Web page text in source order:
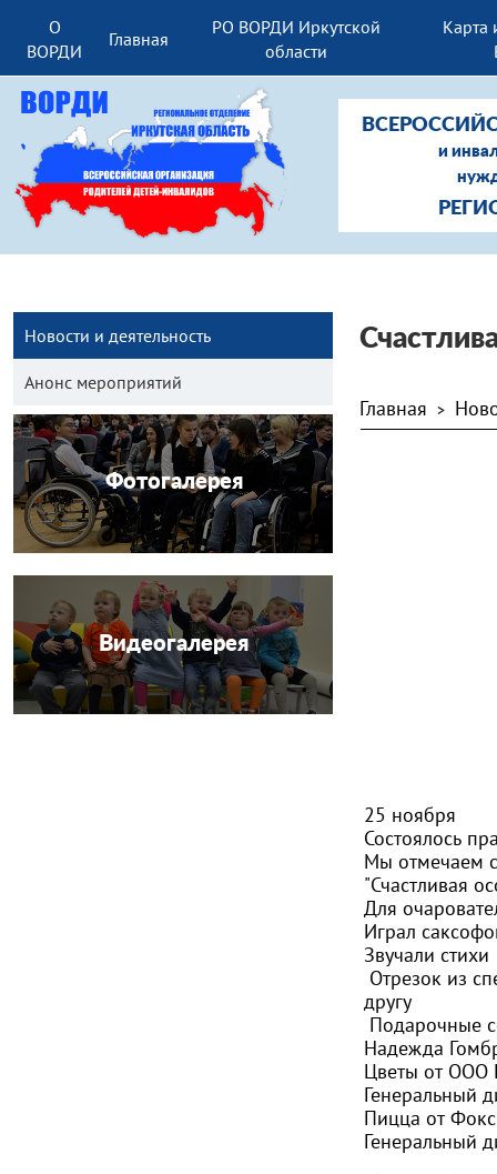
О
ВОРДИ
Главная
РО ВОРДИ Иркутской
области
Карта
и
Новости и деятельность
Анонс мероприятий
Фотогалерея
Видеогалерея
Главная >
25 ноября
Состоялось
Мы отмечаем
"Счастливая
Для
Играл
Звучали стихи
Отрезок из
другу
Подарочные
Надежда
Цветы от ООО
Генеральный
Пицца от
Генеральный